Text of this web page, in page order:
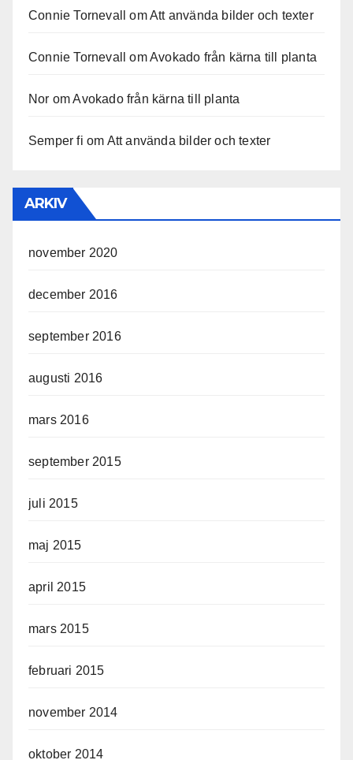
Connie Tornevall omAtt använda bilder och texter
Connie Tornevall omAvokado från kärna till planta
Nor omAvokado från kärna till planta
Semper fi om Att använda bilder och texter
ARKIV
november 2020
december 2016
september 2016
augusti 2016
mars 2016
september 2015
juli 2015
maj 2015
april 2015
mars 2015
februari 2015
november 2014
oktober 2014